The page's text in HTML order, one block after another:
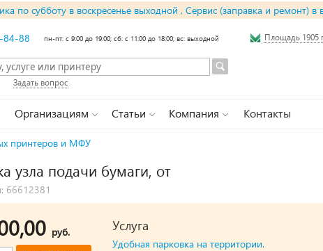
по субботу в воскресенье выходной , Сервис (заправка и ремонт) в
84-88 пн-пт: с 9:00 до 19:00; сб: с 11:00 до 18:00; вс: выходной Площадь 1905
Задать вопрос
Организациям Статьи Компания Контакты
принтеров и МФУ
узла подачи бумаги, от
66612381
руб. Услуга
Удобная парковка на территории.